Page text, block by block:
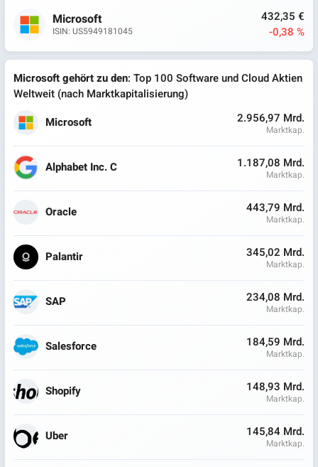
Microsoft
ISIN: US5949181045
432,35 €
-0,38 %
Microsoft gehört zu den: Top 100 Software und Cloud Aktien
Weltweit (nach Marktkapitalisierung)
Microsoft
2.956,97 Mrd.
Marktkap.
Alphabet Inc. C 1.187,08 Mrd.
Marktkap.
Oracle 443,79 Mrd.
Marktkap.
Palantir 345,02 Mrd.
Marktkap.
SAP 234,08 Mrd.
Marktkap.
Salesforce 184,59 Mrd.
Marktkap.
Shopify 148,93 Mrd.
Marktkap.
Uber 145,84 Mrd.
Marktkap.